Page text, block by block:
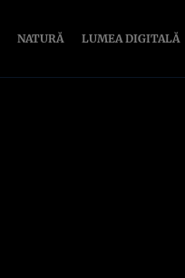
NATURĂ LUMEA DIGITALĂ